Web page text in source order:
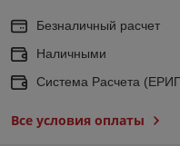
Безналичный расчет
Наличными
Система Расчета
Все условия оплаты